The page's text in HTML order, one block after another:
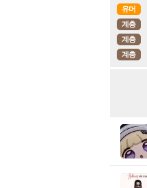
유머
계층
계층
계층